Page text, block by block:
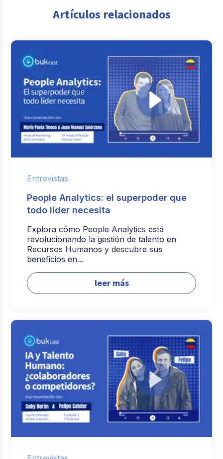
Artículos relacionados
Entrevistas
People Analytics: el superpoder que
todo líder necesita
Explora cómo People Analytics está
revolucionando la gestión de talento en
Recursos Humanos y descubre sus
beneficios en...
leer más